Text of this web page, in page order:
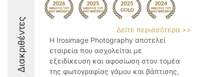
Διακριθέντες
Δείτε περισσότερα >>
Η Irosimage Photography αποτελεί
εταιρεία που ασχολείται με
εξειδίκευση και αφοσίωση στον τομέα
της φωτογραφίας γάμου και βάπτισης,